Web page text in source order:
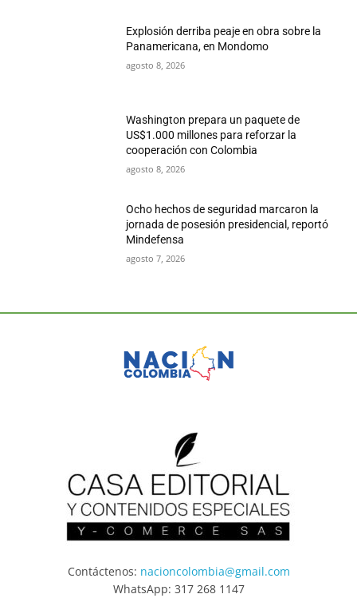
Explosión derriba peaje en obra sobre la
Panamericana, en Mondomo
agosto 8, 2026
Washington prepara un paquete de
US$1.000 millones para reforzar la
cooperación con Colombia
agosto 8, 2026
Ocho hechos de seguridad marcaron la
jornada de posesión presidencial, reportó
Mindefensa
agosto 7, 2026
Contáctenos: nacioncolombia@gmail.com
WhatsApp: 317 268 1147